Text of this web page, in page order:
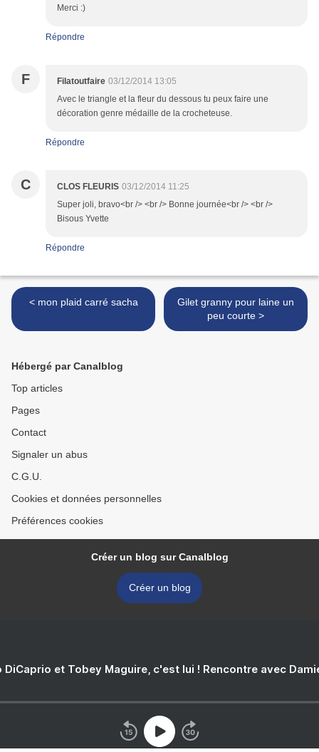
Merci :)
Répondre
F Filatoutfaire 03/12/2014 13:05
Avec le triangle et la fleur du dessous tu peux faire une
décoration genre médaille de la crocheteuse.
Répondre
C CLOS FLEURIS 03/12/2014 11:25
Super joli, bravo<br /> <br /> Bonne journée<br /> <br />
Bisous Yvette
Répondre
< mon plaid carré sacha
Gilet granny pour laine un
peu courte >
Hébergé par Canalblog
Top articles
Pages
Contact
Signaler un abus
C.G.U.
Cookies et données personnelles
Préférences cookies
Créer un blog sur Canalblog
Créer un blog
DiCaprio et Tobey Maguire, c'est lui ! Rencontre avec